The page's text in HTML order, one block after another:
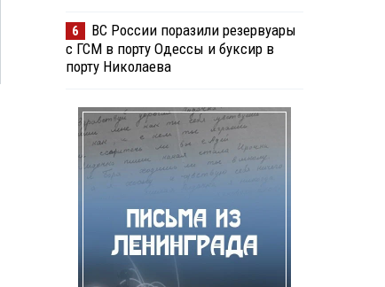
6
ВС России поразили резервуары
с ГСМ в порту Одессы и буксир в
порту Николаева